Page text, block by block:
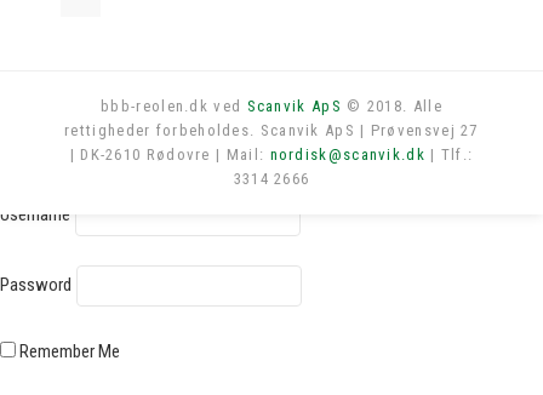
bbb-reolen.dk ved Scanvik ApS © 2018. Alle
rettigheder forbeholdes. Scanvik ApS | Prøvensvej 27
| DK-2610 Rødovre | Mail: nordisk@scanvik.dk | Tlf.:
3314 2666
Log in
Username
Password
Remember Me